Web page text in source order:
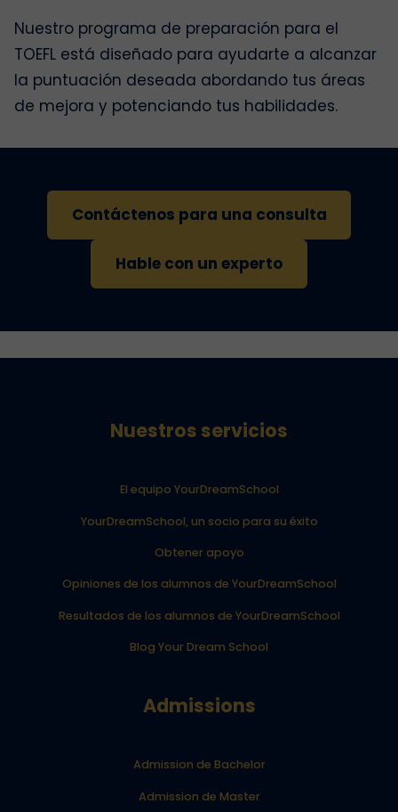
Nuestro programa de preparación para el
TOEFL está diseñado para ayudarte a alcanzar
la puntuación deseada abordando tus áreas
de mejora y potenciando tus habilidades.
Contáctenos para una consulta
Hable con un experto
Nuestros servicios
El equipo YourDreamSchool
YourDreamSchool, un socio para su éxito
Obtener apoyo
Opiniones de los alumnos de YourDreamSchool
Resultados de los alumnos de YourDreamSchool
Blog Your Dream School
Admissions
Admission de Bachelor
Admission de Master